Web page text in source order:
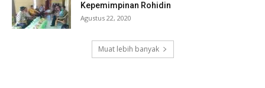
Kepemimpinan Rohidin
Agustus 22, 2020
Muat lebih banyak